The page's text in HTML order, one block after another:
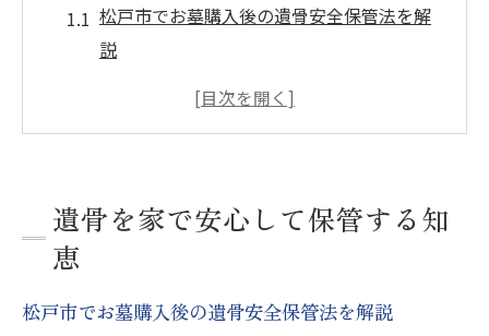
松戸市でお墓購入後の遺骨安全保管法を解
説
仏間や仏壇そばに遺骨を置く際の注意点
遺骨保管で六価クロムリスクを避ける工夫
年間管理費を抑えたお墓管理の工夫
松戸市のお墓購入で管理費を抑える方法
遺骨を家で安心して保管する知
恵
松戸市でお墓購入後の遺骨安全保管法を解説